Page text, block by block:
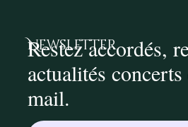
Newsletter
Restez accordés,
actualités
mail.